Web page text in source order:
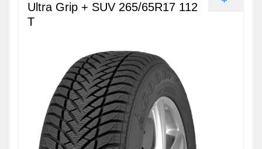
Ultra Grip + SUV 265/65R17 112
T